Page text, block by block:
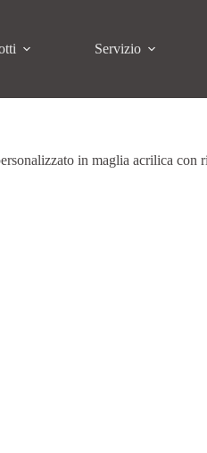
Servizio
in maglia acrilica con